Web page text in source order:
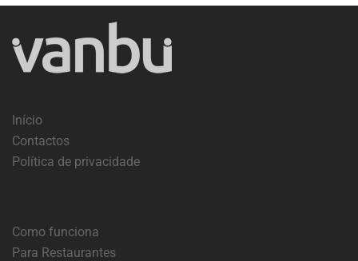
Início
Contactos
Política de privacidade
Como funciona
Para Restaurantes